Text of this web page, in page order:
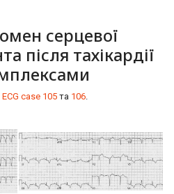
серцевої
після тахікардії
ECG case 105 та 106